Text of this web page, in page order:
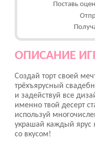
Поставь
ОПИСАНИЕ
Создай торт своей
трёхъярусный
и задействуй все
именно твой десерт
используй
украшай каждый
со вкусом!